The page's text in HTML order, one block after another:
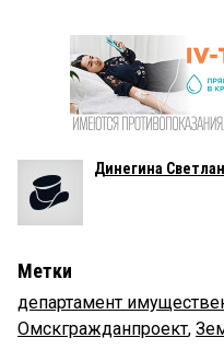
Динегина
Метки
департамент
Омскгражданпроект,